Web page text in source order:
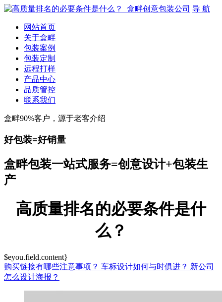
导 航
网站首页
关于盒畔
包装案例
包装定制
远程打样
产品中心
品质管控
联系我们
盒畔90%客户，源于老客介绍
好包装=好销量
盒畔包装一站式服务=创意设计+包装生
产
高质量排名的必要条件是什
么？
$eyou.field.content}
购买链接有哪些注意事项？ 车标设计如何与时俱进？ 新公司
怎么设计海报？